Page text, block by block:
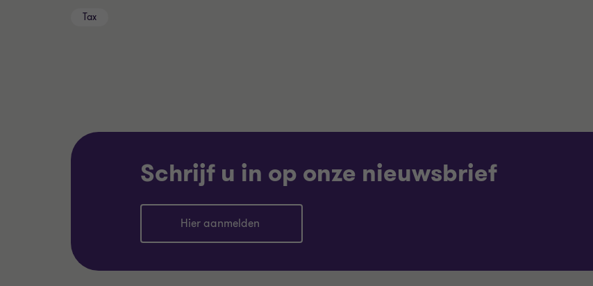
Tax
Schrijf u in op onze nieuwsbrief
Hier aanmelden